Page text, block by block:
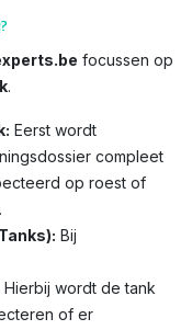
focussen op
.
Eerst wordt
compleet
op roest of
Bij
wordt de tank
of er